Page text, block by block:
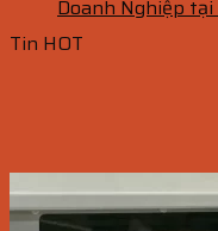
Doanh Nghiệp
Tin HOT